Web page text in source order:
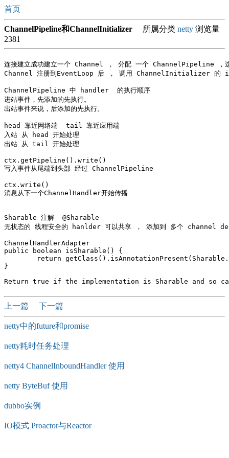
首页
ChannelPipeline和ChannelInitializer 所属分类 netty 浏览量
2381
连接建立成功建立一个 Channel ， 分配 一个 ChannelPipeline ，这
Channel 注册到EventLoop 后 ， 调用 ChannelInitializer 的
ChannelPipeline 中 handler  的执行顺序
进站事件，先添加的先执行。
出站事件来说，后添加的先执行。
head 靠近网络端  tail 靠近应用端
入站 从 head 开始处理
出站 从 tail 开始处理
ctx.getPipeline().write()
写入事件从尾端到头部 经过 ChannelPipeline
ctx.write()
消息从下一个ChannelHandler开始传播
Sharable 注解  @Sharable
无状态的 线程安全的 hanlder 可以共享 ， 添加到 多个
ChannelHandlerAdapter
public boolean isSharable() {
return
}
上一篇 下一篇
netty中的future和promise
netty耗时任务处理
netty4 ChannelInboundHandler 使用
netty ByteBuf 使用
dubbo实例
IO模式 Proactor与Reactor